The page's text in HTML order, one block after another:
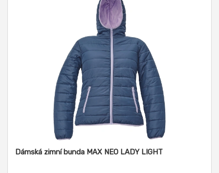
Dámská zimní bunda MAX NEO LADY LIGHT